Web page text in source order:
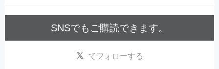
SNSでもご購読できます。
でフォローする